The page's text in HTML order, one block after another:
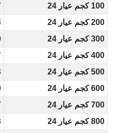
100 كجم عيار 24
200 كجم عيار 24
300 كجم عيار 24
400 كجم عيار 24
500 كجم عيار 24
600 كجم عيار 24
700 كجم عيار 24
800 كجم عيار 24